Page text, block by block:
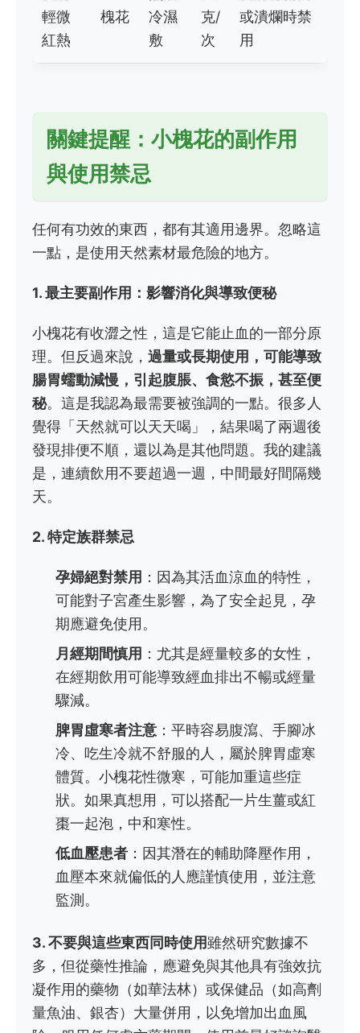
輕微
紅熱
槐花
冷濕
敷
克/
次
或潰爛時禁
用
關鍵提醒：小槐花的副作用
與使用禁忌
任何有功效的東西，都有其適用邊界。忽略這
一點，是使用天然素材最危險的地方。
1. 最主要副作用：影響消化與導致便秘
小槐花有收澀之性，這是它能止血的一部分原
理。但反過來說， 過量或長期使用，可能導致
腸胃蠕動減慢，引起腹脹、食慾不振，甚至便
秘。這是我認為最需要被強調的一點。很多人
覺得「天然就可以天天喝」，結果喝了兩週後
發現排便不順，還以為是其他問題。我的建議
是，連續飲用不要超過一週，中間最好間隔幾
天。
2. 特定族群禁忌
孕婦絕對禁用 ：因為其活血涼血的特性，
可能對子宮產生影響，為了安全起見，孕
期應避免使用。
月經期間慎用 ：尤其是經量較多的女性，
在經期飲用可能導致經血排出不暢或經量
驟減。
脾胃虛寒者注意：平時容易腹瀉、手腳冰
冷、吃生冷就不舒服的人，屬於脾胃虛寒
體質。小槐花性微寒，可能加重這些症
狀。如果真想用，可以搭配一片生薑或紅
棗一起泡，中和寒性。
低血壓患者：因其潛在的輔助降壓作用，
血壓本來就偏低的人應謹慎使用，並注意
監測。
3. 不要與這些東西同時使用雖然研究數據不
多，但從藥性推論，應避免與其他具有強效抗
凝作用的藥物（如華法林）或保健品（如高劑
量魚油、銀杏）大量併用，以免增加出血風